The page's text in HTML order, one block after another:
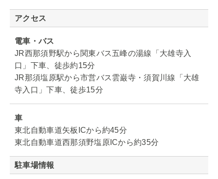
アクセス
電車・バス
JR西那須野駅から関東バス五峰の湯線「大雄寺入
口」下車、徒歩約15分
JR那須塩原駅から市営バス雲巌寺・須賀川線「大雄
寺入口」下車、徒歩15分
車
東北自動車道矢板ICから約45分
東北自動車道西那須野塩原ICから約35分
駐車場情報